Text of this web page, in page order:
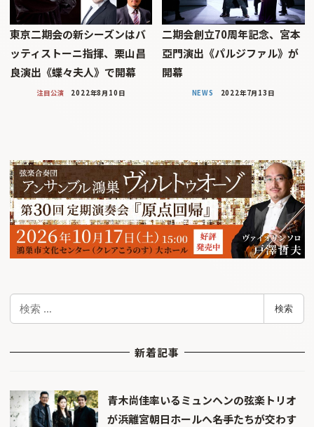
東京二期会の新シーズンはバ
ッティストーニ指揮、栗山昌
良演出《蝶々夫人》で開幕
注目公演 2022年8月10日
二期会創立70周年記念、宮本
亞門演出《パルジファル》が
開幕
NEWS 2022年7月13日
検
検索
新着記事
青木尚佳率いるミュンヘンの弦楽トリオ
が浜離宮朝日ホールへ――名手たちが交わす